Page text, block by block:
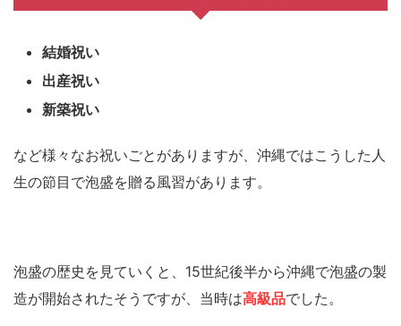
結婚祝い
出産祝い
新築祝い
など様々なお祝いごとがありますが、沖縄ではこうした人
生の節目で泡盛を贈る風習があります。
泡盛の歴史を見ていくと、15世紀後半から沖縄で泡盛の製
造が開始されたそうですが、当時は高級品でした。